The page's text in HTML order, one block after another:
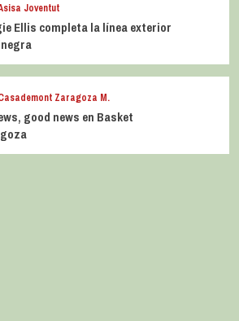
Joventut
Ellis completa la línea exterior
Zaragoza M.
good news en Basket